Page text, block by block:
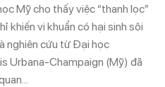
Mỹ cho thấy việc “thanh lọc”
khiến vi khuẩn có hại sinh sôi
nghiên cứu từ Đại học
Urbana-Champaign (Mỹ) đã